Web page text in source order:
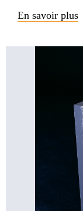
En savoir plus